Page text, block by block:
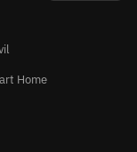
Home